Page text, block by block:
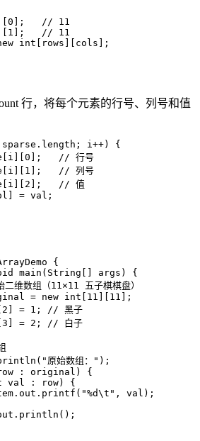
0 ]; // 11
1 ]; // 11
int [rows][cols];
行，将每个元素的行号、列号和值
i++) {
0 ];
// 行号
1 ];
// 列号
2 ];
// 值
= val;
{
main (String[] args)
{
维数组（11×11 五子棋棋盘）
= new int 11 11 ];
2 ] = 1 ; // 黑子
3 ] = 2 ; // 白子
"原始数组：" );
: original) {
val : row) {
"%d\t" , val);